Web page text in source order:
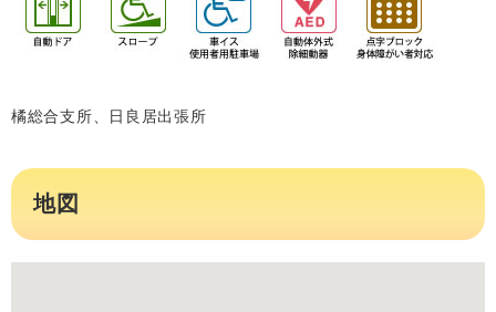
橘総合支所、日良居出張所
地図